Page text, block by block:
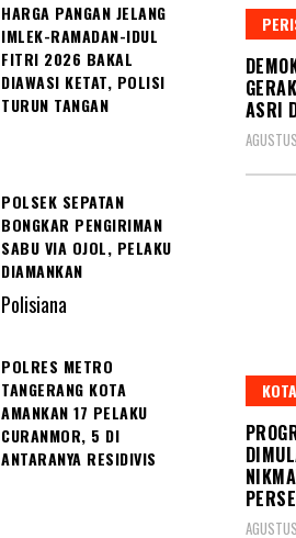
ASRI
HARGA PANGAN JELANG
IMLEK-RAMADAN-IDUL
FITRI 2026 BAKAL
DIAWASI KETAT, POLISI
TURUN TANGAN
POLSEK SEPATAN
BONGKAR PENGIRIMAN
SABU VIA OJOL, PELAKU
DIAMANKAN
Polisiana
POLRES METRO
TANGERANG KOTA
AMANKAN 17 PELAKU
CURANMOR, 5 DI
ANTARANYA RESIDIVIS